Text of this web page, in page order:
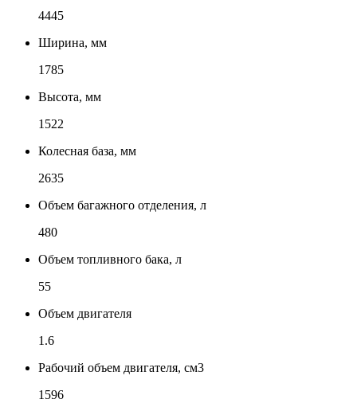
4445
Ширина, мм
1785
Высота, мм
1522
Колесная база, мм
2635
Объем багажного отделения, л
480
Объем топливного бака, л
55
Объем двигателя
1.6
Рабочий объем двигателя, см3
1596